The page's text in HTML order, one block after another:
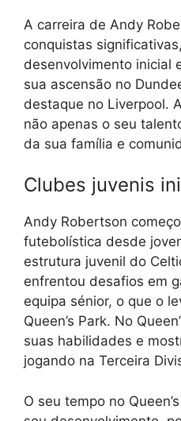
A carreira de Andy
conquistas
desenvolvimento inicial
sua ascensão no
destaque no Liverpool.
não apenas o seu
da sua família e
Clubes juvenis
Andy Robertson
futebolística desde
estrutura juvenil do
enfrentou desafios em
equipa sénior, o que o
Queen’s Park. No
suas habilidades e
jogando na Terceira
O seu tempo no